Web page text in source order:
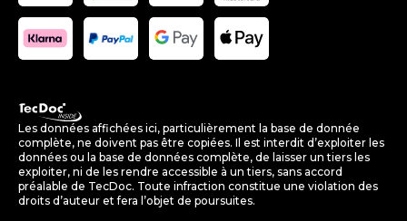
Les données affichées ici, particulièrement la base de donnée
complète, ne doivent pas être copiées. Il est interdit d’exploiter les
données ou la base de données complète, de laisser un tiers les
exploiter, ni de les rendre accessible à un tiers, sans accord
préalable de TecDoc. Toute infraction constitue une violation des
droits d’auteur et fera l’objet de poursuites.